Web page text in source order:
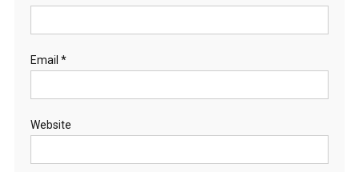
Email *
Website